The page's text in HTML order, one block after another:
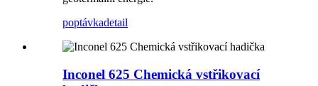
poptávkadetail
Inconel 625 Chemická vstřikovací